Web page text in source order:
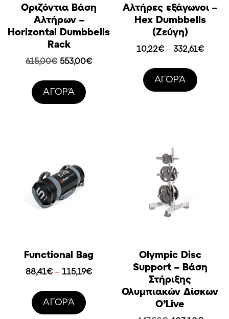
Οριζόντια Βάση
Αλτήρων –
Horizontal Dumbbells
Rack
615,00€ Original
was:
615,00€.
553,00€Η
AΓΟΡΆ
Αλτήρες εξάγωνοι –
Hex Dumbbells
(Ζεύγη)
10,22€ – 332,61€Price
AΓΟΡΆ
Functional Bag
88,41€ – 115,19€Price
AΓΟΡΆ
Olympic Disc
Support – Βάση
Στήριξης
Ολυμπιακών Δίσκων
O’Live